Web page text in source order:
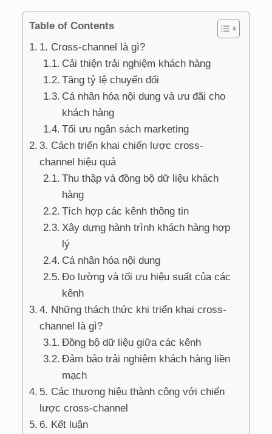
Table of Contents
1. Cross-channel là gì?
Cải thiện trải nghiệm khách hàng
Tăng tỷ lệ chuyển đổi
Cá nhân hóa nội dung và ưu đãi cho
khách hàng
Tối ưu ngân sách marketing
3. Cách triển khai chiến lược cross-
channel hiệu quả
Thu thập và đồng bộ dữ liệu khách
hàng
Tích hợp các kênh thông tin
Xây dựng hành trình khách hàng hợp
lý
Cá nhân hóa nội dung
Đo lường và tối ưu hiệu suất của các
kênh
4. Những thách thức khi triển khai cross-
channel là gì?
Đồng bộ dữ liệu giữa các kênh
Đảm bảo trải nghiệm khách hàng liền
mạch
5. Các thương hiệu thành công với chiến
lược cross-channel
6. Kết luận